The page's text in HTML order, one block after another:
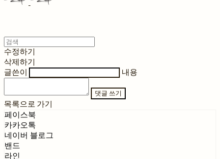
수정하기
삭제하기
글쓴이
내용
댓글 쓰기
목록으로 가기
페이스북
카카오톡
네이버 블로그
밴드
라인